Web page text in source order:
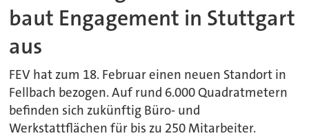
baut Engagement in Stuttgart
aus
FEV hat zum 18. Februar einen neuen Standort in
Fellbach bezogen. Auf rund 6.000 Quadratmetern
befinden sich zukünftig Büro- und
Werkstattflächen für bis zu 250 Mitarbeiter.